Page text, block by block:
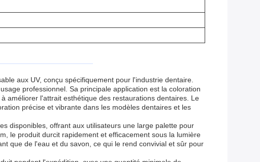
aux UV, conçu spécifiquement pour l'industrie dentaire.
professionnel. Sa principale application est la coloration
améliorer l'attrait esthétique des restaurations dentaires. Le
précise et vibrante dans les modèles dentaires et les
disponibles, offrant aux utilisateurs une large palette pour
le produit durcit rapidement et efficacement sous la lumière
que de l'eau et du savon, ce qui le rend convivial et sûr pour